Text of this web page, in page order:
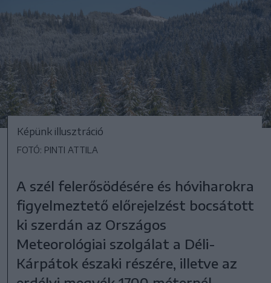
Képünk illusztráció
FOTÓ: PINTI ATTILA
A szél felerősödésére és hóviharokra
figyelmeztető előrejelzést bocsátott
ki szerdán az Országos
Meteorológiai szolgálat a Déli-
Kárpátok északi részére, illetve az